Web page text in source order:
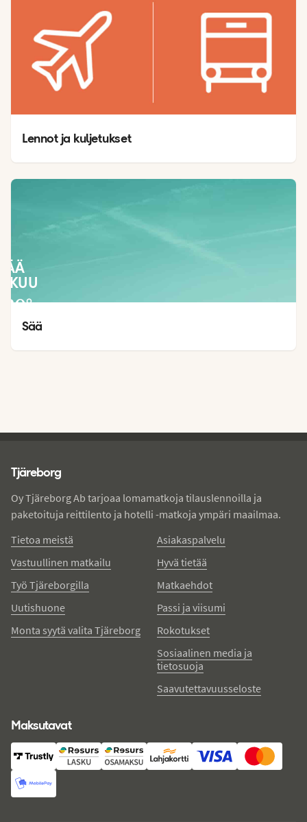
Lennot ja kuljetukset
30°
27°
Sää
Tjäreborg
Oy Tjäreborg Ab tarjoaa lomamatkoja tilauslennoilla ja
paketoituja reittilento ja hotelli -matkoja ympäri maailmaa.
Tietoa meistä
Vastuullinen matkailu
Työ Tjäreborgilla
Uutishuone
Monta syytä valita Tjäreborg
Asiakaspalvelu
Hyvä tietää
Matkaehdot
Passi ja viisumi
Rokotukset
Sosiaalinen media ja
tietosuoja
Saavutettavuusseloste
Maksutavat